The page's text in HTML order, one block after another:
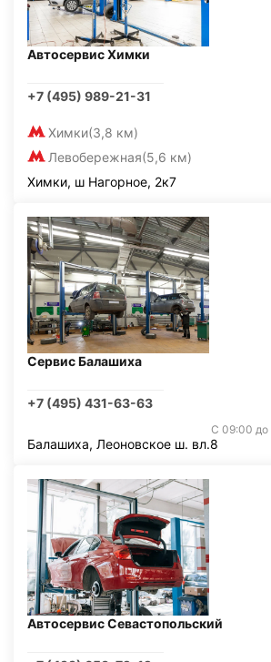
Автосервис Химки
+7 (495) 989-21-31
Химки(3,8 км)
Левобережная(5,6 км)
Химки, ш Нагорное, 2к7
Сервис Балашиха
+7 (495) 431-63-63
С 09:00 до
Балашиха, Леоновское ш. вл.8
Автосервис Севастопольский